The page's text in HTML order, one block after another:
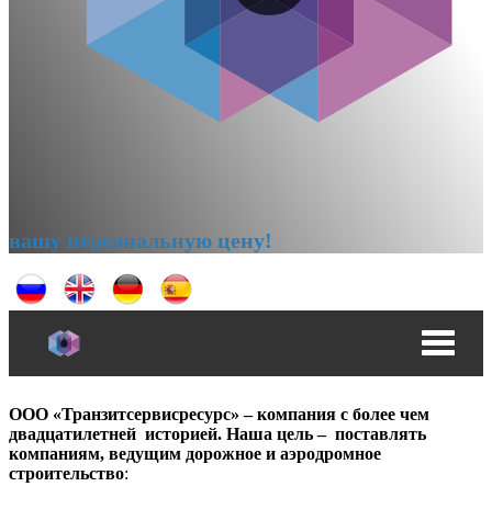
вашу персональную цену!
ООО «Транзитсервисресурс» – компания с более чем
двадцатилетней историей. Наша цель – поставлять
компаниям, ведущим дорожное и аэродромное
строительство: